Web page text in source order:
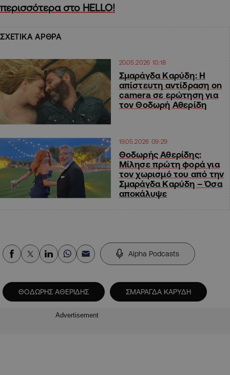
περισσότερα στο HELLO!
ΣΧΕΤΙΚΑ ΑΡΘΡΑ
20.05.2026 10:18
Σμαράγδα Καρύδη: Η
απίστευτη αντίδραση on
camera σε ερώτηση για
τον Θοδωρή Αθερίδη
19.05.2026 09:29
Θοδωρής Αθερίδης:
Μίλησε πρώτη φορά για
τον χωρισμό του από την
Σμαράγδα Καρύδη – Όσα
αποκάλυψε
Alpha Podcasts
ΘΟΔΩΡΗΣ ΑΘΕΡΙΔΗΣ ΣΜΑΡΑΓΔΑ ΚΑΡΥΔΗ
Advertisement